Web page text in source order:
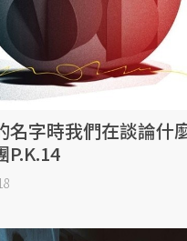
名字時我們在談論
P.K.14